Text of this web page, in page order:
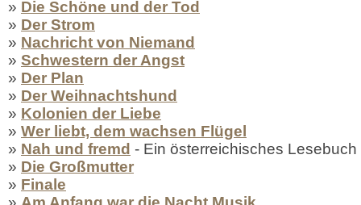
» Die Schöne und der Tod
» Der Strom
» Nachricht von Niemand
» Schwestern der Angst
» Der Plan
» Der Weihnachtshund
» Kolonien der Liebe
» Wer liebt, dem wachsen Flügel
» Nah und fremd - Ein österreichisches Lesebuch
» Die Großmutter
» Finale